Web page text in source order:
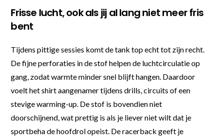
Frisse lucht, ook als jij al lang niet meer fris
bent
Tijdens pittige sessies komt de tank top echt tot zijn recht.
De fijne perforaties in de stof helpen de luchtcirculatie op
gang, zodat warmte minder snel blijft hangen. Daardoor
voelt het shirt aangenamer tijdens drills, circuits of een
stevige warming-up. De stof is bovendien niet
doorschijnend, wat prettig is als je liever niet wilt dat je
sportbeha de hoofdrol opeist. De racerback geeft je